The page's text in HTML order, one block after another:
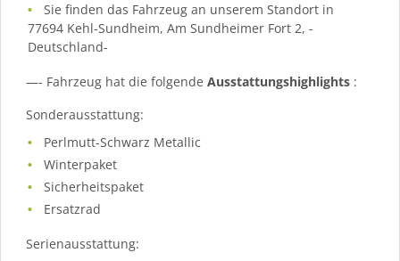
Sie finden das Fahrzeug an unserem Standort in
77694 Kehl-Sundheim, Am Sundheimer Fort 2, -
Deutschland-
—- Fahrzeug hat die folgende Ausstattungshighlights :
Sonderausstattung:
Perlmutt-Schwarz Metallic
Winterpaket
Sicherheitspaket
Ersatzrad
Serienausstattung: